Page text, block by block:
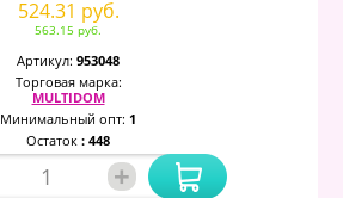
524.31 руб.
563.15 руб.
Артикул: 953048
Торговая марка:
MULTIDOM
Минимальный опт: 1
Остаток : 448
+